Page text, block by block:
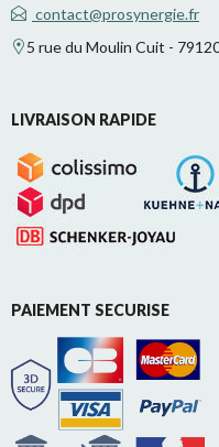
contact@prosynergie.fr
5 rue du Moulin Cuit -
LIVRAISON RAPIDE
PAIEMENT SECURISE